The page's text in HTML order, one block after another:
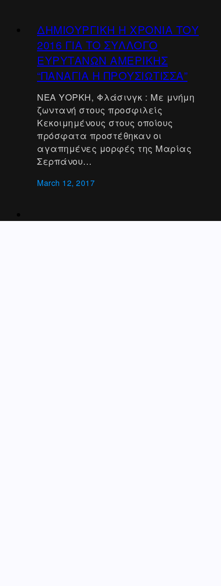
ΔΗΜΙΟΥΡΓΙΚΗ Η ΧΡΟΝΙΑ ΤΟΥ
2016 ΓΙΑ ΤΟ ΣΥΛΛΟΓΟ
ΕΥΡΥΤΑΝΩΝ ΑΜΕΡΙΚΗΣ
“ΠΑΝΑΓΙΑ Η ΠΡΟΥΣΙΩΤΙΣΣΑ”
ΝΕΑ ΥΟΡΚΗ, Φλάσινγκ : Με μνήμη
ζωντανή στους προσφιλείς
Κεκοιμημένους στους οποίους
πρόσφατα προστέθηκαν οι
αγαπημένες μορφές της Μαρίας
Σερπάνου…
March 12, 2017